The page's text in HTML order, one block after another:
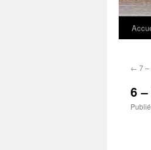
Aller
contenu
← 7 –
6 –